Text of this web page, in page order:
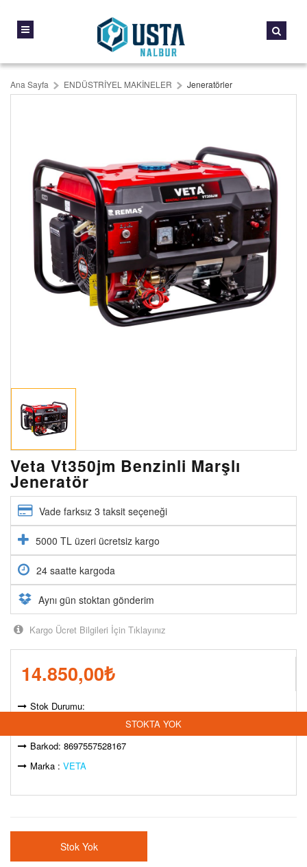
Ana Sayfa ENDÜSTRİYEL MAKİNELER Jeneratörler
Veta Vt350jm Benzinli Marşlı
Jeneratör
Vade farksız 3 taksit seçeneği
5000 TL üzeri ücretsiz kargo
24 saatte kargoda
Aynı gün stoktan gönderim
Kargo Ücret Bilgileri İçin Tıklayınız
14.850,00₺
Stok Durumu:
STOKTA YOK
Barkod: 8697557528167
Marka : VETA
Stok Yok